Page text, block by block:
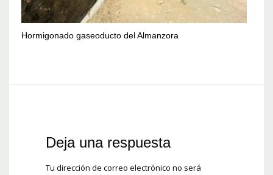
Hormigonado gaseoducto del Almanzora
Deja una respuesta
Tu dirección de correo electrónico no será